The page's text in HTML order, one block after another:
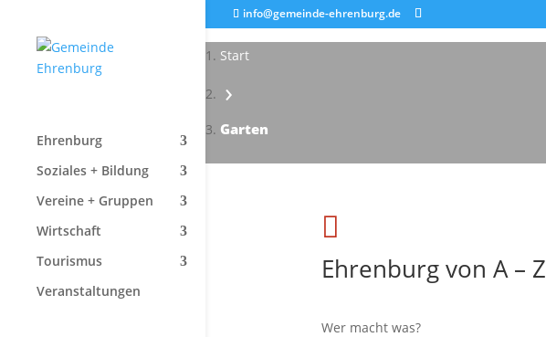
info@gemeinde-ehrenburg.de
Ehrenburg
Soziales + Bildung
Vereine + Gruppen
Wirtschaft
Tourismus
Veranstaltungen
Start
›
Garten

Ehrenburg von A – Z
Wer macht was?